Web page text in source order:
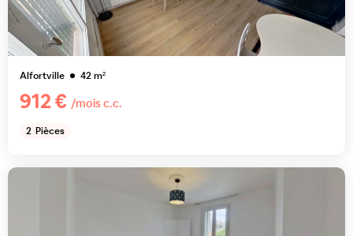
Alfortville 42m²
912 € /mois c.c.
2 Pièces